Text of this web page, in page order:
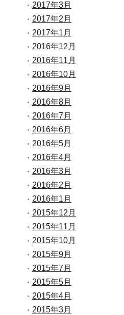
2017年3月
2017年2月
2017年1月
2016年12月
2016年11月
2016年10月
2016年9月
2016年8月
2016年7月
2016年6月
2016年5月
2016年4月
2016年3月
2016年2月
2016年1月
2015年12月
2015年11月
2015年10月
2015年9月
2015年7月
2015年5月
2015年4月
2015年3月